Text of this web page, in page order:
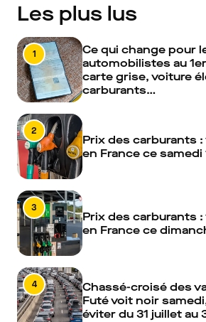
Les plus lus
1
Ce qui change pour
automobilistes au
carte grise, voiture
carburants…
2
Prix des carburants
en France ce samedi
3
Prix des carburants
en France ce
4
Chassé-croisé des
Futé voit noir
éviter du 31 juillet au